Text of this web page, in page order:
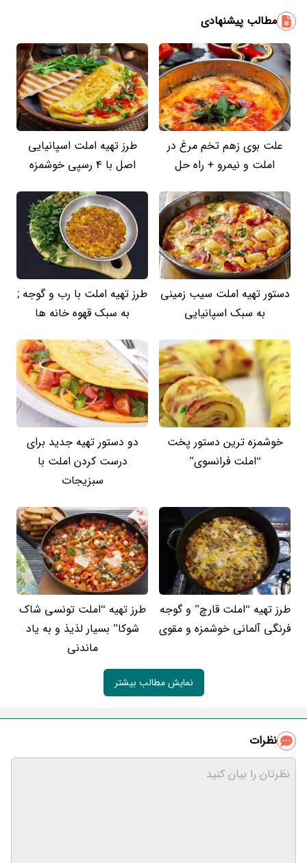
مطالب پیشنهادی
علت بوی زهم تخم مرغ در
املت و نیمرو + راه حل
طرز تهیه املت اسپانیایی
اصل با 4 رسپی خوشمزه
دستور تهیه املت سیب زمینی
به سبک اسپانیایی
طرز تهیه املت با رب و گوجه ;
به سبک قهوه خانه ها
خوشمزه ترین دستور پخت
“املت فرانسوی”
دو دستور تهیه جدید برای
درست کردن املت با
سبزیجات
طرز تهیه “املت قارچ” و گوجه
فرنگی آلمانی خوشمزه و مقوی
طرز تهیه “املت تونسی شاک
شوکا” بسیار لذیذ و به یاد
ماندنی
نمایش مطالب بیشتر
نظرات